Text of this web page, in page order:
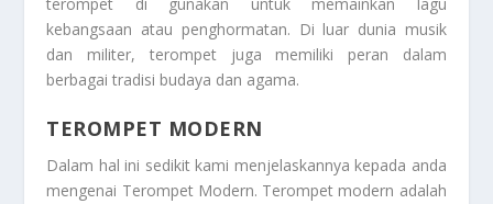
kebangsaan atau penghormatan. Di luar dunia musik
dan militer, terompet juga memiliki peran dalam
berbagai tradisi budaya dan agama.
TEROMPET MODERN
Dalam hal ini sedikit kami menjelaskannya kepada anda
mengenai Terompet Modern. Terompet modern adalah